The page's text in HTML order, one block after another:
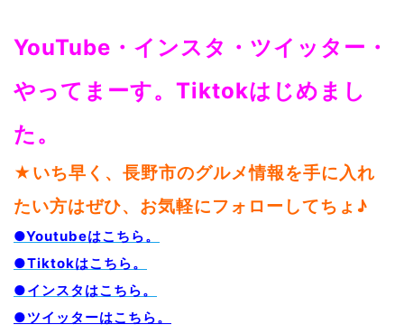
YouTube・インスタ・ツイッター・
やってまーす。Tiktokはじめまし
た。
★いち早く、長野市のグルメ情報を手に入れ
たい方はぜひ、お気軽にフォローしてちょ♪
●Youtubeはこちら。
●Tiktokはこちら。
●インスタはこちら。
●ツイッターはこちら。